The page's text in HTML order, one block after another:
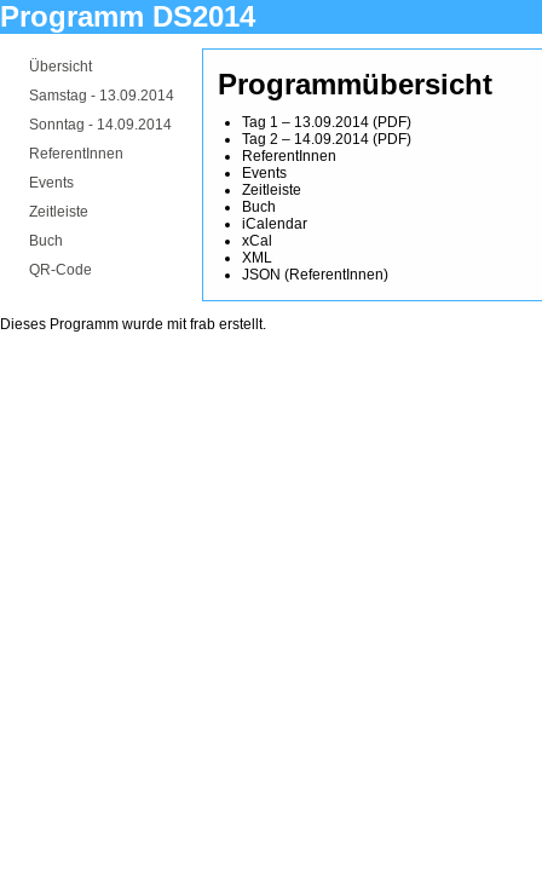
Programm DS2014
Übersicht
Samstag - 13.09.2014
Sonntag - 14.09.2014
ReferentInnen
Events
Zeitleiste
Buch
QR-Code
Programmübersicht
Tag 1 – 13.09.2014 (PDF)
Tag 2 – 14.09.2014 (PDF)
ReferentInnen
Events
Zeitleiste
Buch
iCalendar
xCal
XML
JSON (ReferentInnen)
Dieses Programm wurde mitfrab erstellt.